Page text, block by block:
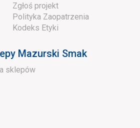
Zgłoś projekt
Polityka Zaopatrzenia
Kodeks Etyki
Mazurski Smak
sklepów